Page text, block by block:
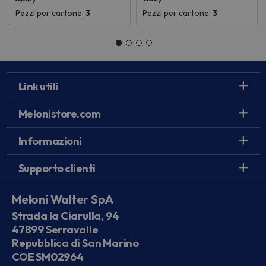
Pezzi per cartone:3 Pezzi per cartone:3
Link utili
Melonistore.com
Informazioni
Supporto clienti
Meloni Walter SpA
Strada la Ciarulla, 94
47899 Serravalle
Repubblica di San Marino
COE SM02964